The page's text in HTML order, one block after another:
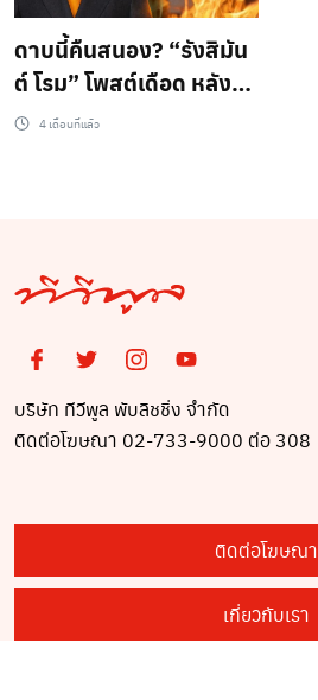
ดาบนี้คืนสนอง? “รังสิมัน
ต์ โรม” โพสต์เดือด หลัง
ป.ป.ช. มีมติส่งศาลฎีกา
4 เดือนที่แล้ว
บริษัท ทีวีพูล พับลิชชิ่ง จำกัด
ติดต่อโฆษณา 02-733-9000 ต่อ 308
ติดต่อโฆษณา
เกี่ยวกับเรา